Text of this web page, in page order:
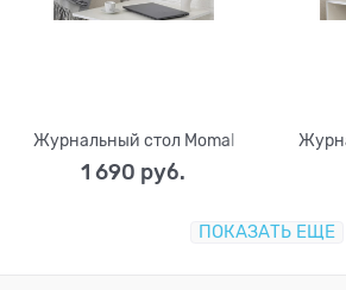
Журнальный стол Momal
1 690 руб.
ПОКАЗАТЬ ЕЩЕ